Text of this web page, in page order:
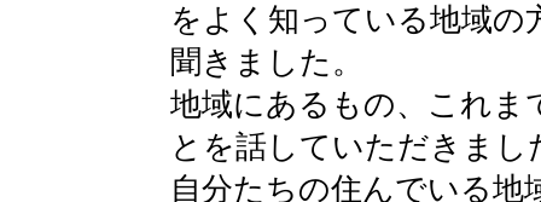
をよく知っている地域
聞きました。
地域にあるもの、これ
とを話していただきまし
自分たちの住んでいる